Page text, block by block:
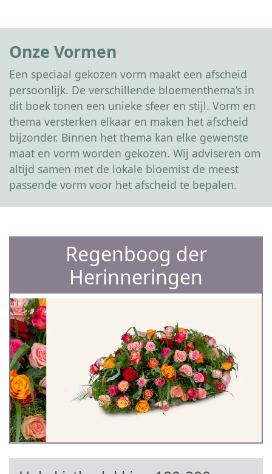
Onze Vormen
Een speciaal gekozen vorm maakt een afscheid
persoonlijk. De verschillende bloementhema’s in
dit boek tonen een unieke sfeer en stijl. Vorm en
thema versterken elkaar en maken het afscheid
bijzonder. Binnen het thema kan elke gewenste
maat en vorm worden gekozen. Wij adviseren om
altijd samen met de lokale bloemist de meest
passende vorm voor het afscheid te bepalen.
Regenboog der
Herinneringen